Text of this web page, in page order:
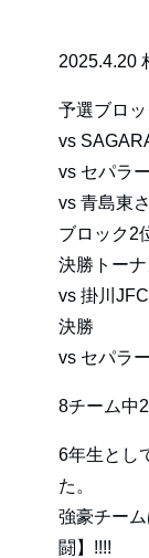
2025.4.20
予選ブロッ
vs
vs セパラ
vs 青島東
ブロック2
決勝トーナ
vs 掛川
決勝
vs セパラ
8チーム中
6年生とし
た。
強豪チー
闘】!!!!